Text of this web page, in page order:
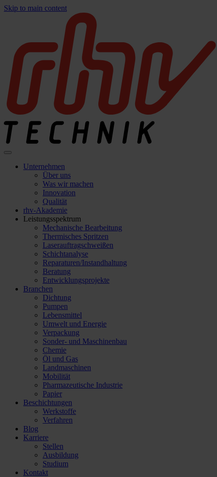
Skip to main content
Unternehmen
Über uns
Was wir machen
Innovation
Qualität
rhv-Akademie
Leistungsspektrum
Mechanische Bearbeitung
Thermisches Spritzen
Laserauftragschweißen
Schichtanalyse
Reparaturen/​Instandhaltung
Beratung
Entwicklungsprojekte
Branchen
Dichtung
Pumpen
Lebensmittel
Umwelt und Energie
Verpackung
Sonder- und Maschinenbau
Chemie
Öl und Gas
Landmaschinen
Mobilität
Pharmazeutische Industrie
Papier
Beschichtungen
Werkstoffe
Verfahren
Blog
Karriere
Stellen
Ausbildung
Studium
Kontakt